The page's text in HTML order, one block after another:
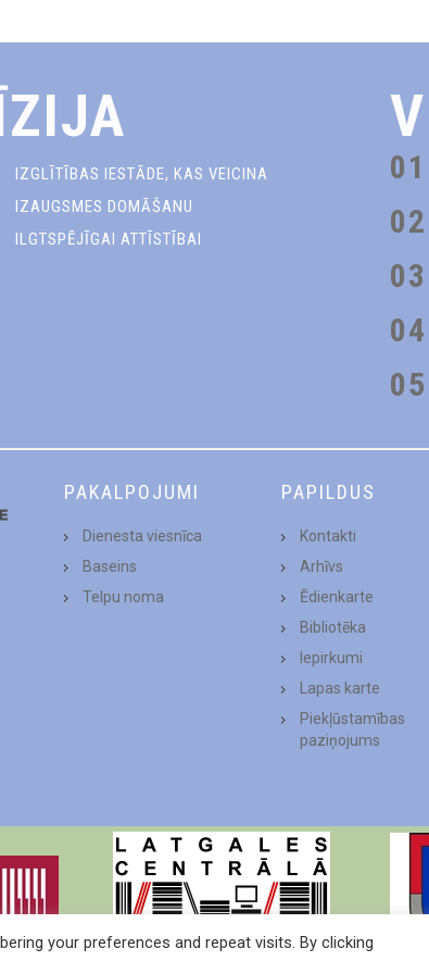
IZGLĪTĪBAS IESTĀDE, KAS VEICINA
IZAUGSMES DOMĀŠANU
ILGTSPĒJĪGAI ATTĪSTĪBAI
PAKALPOJUMI
Dienesta viesnīca
Baseins
Telpu noma
PAPILDUS
Kontakti
Arhīvs
Ēdienkarte
Bibliotēka
Iepirkumi
Lapas karte
Piekļūstamības
paziņojums
your preferences and repeat visits. By clicking